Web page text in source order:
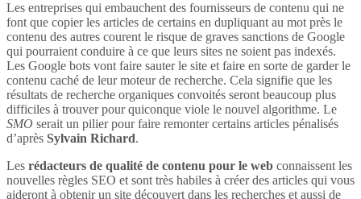
Les entreprises qui embauchent des fournisseurs de contenu qui ne
font que copier les articles de certains en dupliquant au mot près le
contenu des autres courent le risque de graves sanctions de Google
qui pourraient conduire à ce que leurs sites ne soient pas indexés.
Les Google bots vont faire sauter le site et faire en sorte de garder le
contenu caché de leur moteur de recherche. Cela signifie que les
résultats de recherche organiques convoités seront beaucoup plus
difficiles à trouver pour quiconque viole le nouvel algorithme. Le
SMO serait un pilier pour faire remonter certains articles pénalisés
d’après Sylvain Richard.
Les rédacteurs de qualité de contenu pour le web connaissent les
nouvelles règles SEO et sont très habiles à créer des articles qui vous
aideront à obtenir un site découvert dans les recherches et aussi de